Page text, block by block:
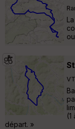
départ. »